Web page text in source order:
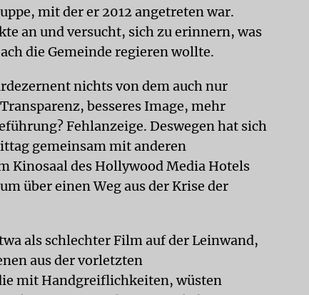
mit der er 2012 angetreten war.
an und versucht, sich zu erinnern, was
die Gemeinde regieren wollte.
nichts von dem auch nur
besseres Image, mehr
Fehlanzeige. Deswegen hat sich
gemeinsam mit anderen
Kinosaal des Hollywood Media Hotels
über einen Weg aus der Krise der
als schlechter Film auf der Leinwand,
aus der vorletzten
mit Handgreiflichkeiten, wüsten